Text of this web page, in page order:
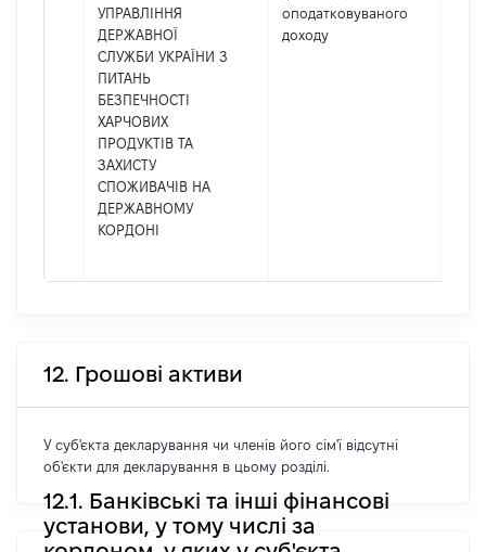
УПРАВЛІННЯ
ДЕРЖАВНОЇ
СЛУЖБИ УКРАЇНИ З
ПИТАНЬ
БЕЗПЕЧНОСТІ
ХАРЧОВИХ
ПРОДУКТІВ ТА
ЗАХИСТУ
СПОЖИВАЧІВ НА
ДЕРЖАВНОМУ
КОРДОНІ
оподатковуваного
доходу
12. Грошові активи
У суб'єкта декларування чи членів його сім'ї відсутні
об'єкти для декларування в цьому розділі.
12.1. Банківські та інші фінансові
установи, у тому числі за